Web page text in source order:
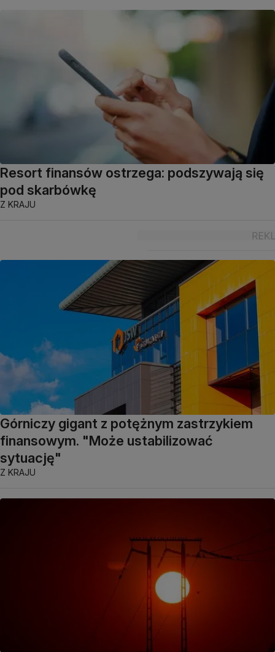
Resort finansów ostrzega: podszywają się
pod skarbówkę
Z KRAJU
Górniczy gigant z potężnym zastrzykiem
finansowym. "Może ustabilizować
sytuację"
Z KRAJU